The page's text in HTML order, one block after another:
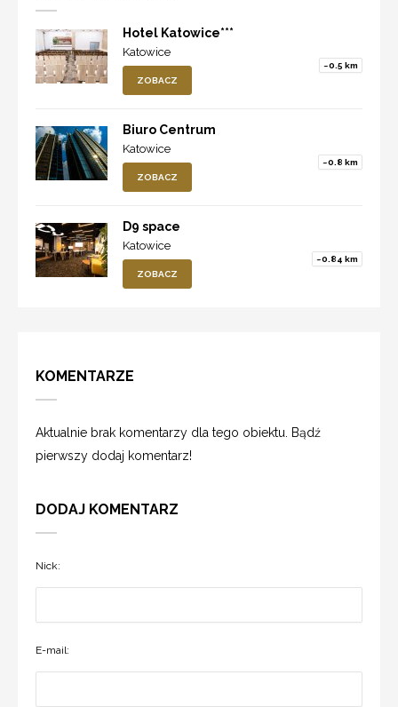
Hotel Katowice***
Katowice
~0.5 km
ZOBACZ
Biuro Centrum
Katowice
~0.8 km
ZOBACZ
D9 space
Katowice
~0.84 km
ZOBACZ
KOMENTARZE
Aktualnie brak komentarzy dla tego obiektu. Bądź
pierwszy dodaj komentarz!
DODAJ KOMENTARZ
Nick:
E-mail: